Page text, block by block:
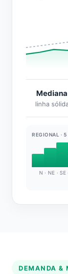
Mediana
linha
REGIONAL · 5
N · NE · SE
DEMANDA &